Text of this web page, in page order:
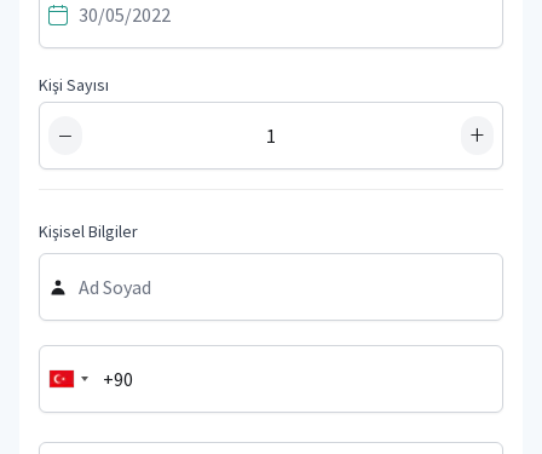
Kişi Sayısı
− +
Kişisel Bilgiler